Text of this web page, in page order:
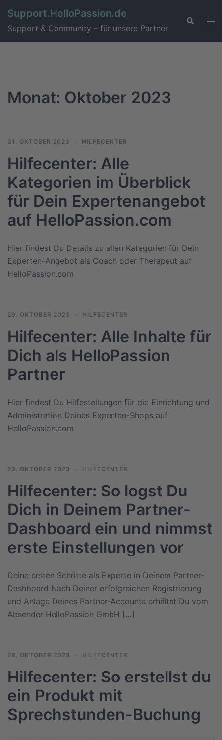
Support.HelloPassion.de
Support & Community – für unsere Partner
Monat: Oktober 2023
31. OKTOBER 2023 HILFECENTER
Hilfecenter: Alle
Kategorien im Überblick
für Dein Expertenangebot
auf HelloPassion.com
Hier findest Du Details zu allen Kategorien für Dein
Experten-Angebot als Coach oder Therapeut auf
HelloPassion.com
29. OKTOBER 2023 HILFECENTER
Hilfecenter: Alle Inhalte für
Dich als HelloPassion
Partner
Hier findest Du Hilfestellungen für die Einrichtung und
Administration Deines Experten-Shops auf
HelloPassion.com
29. OKTOBER 2023 HILFECENTER
Hilfecenter: So logst Du
Dich in Deinem Partner-
Dashboard ein und nimmst
erste Einstellungen vor
Deine ersten Schritte als Experte in Deinem Partner-
Dashboard Nach Deiner erfolgreichen Registrierung
und Anlage Deines Partner-Accounts erhältst Du vom
Absender HelloPassion GmbH […]
28. OKTOBER 2023 HILFECENTER
Hilfecenter: So erstellst du
ein Produkt mit
Sprechstunden-Buchung